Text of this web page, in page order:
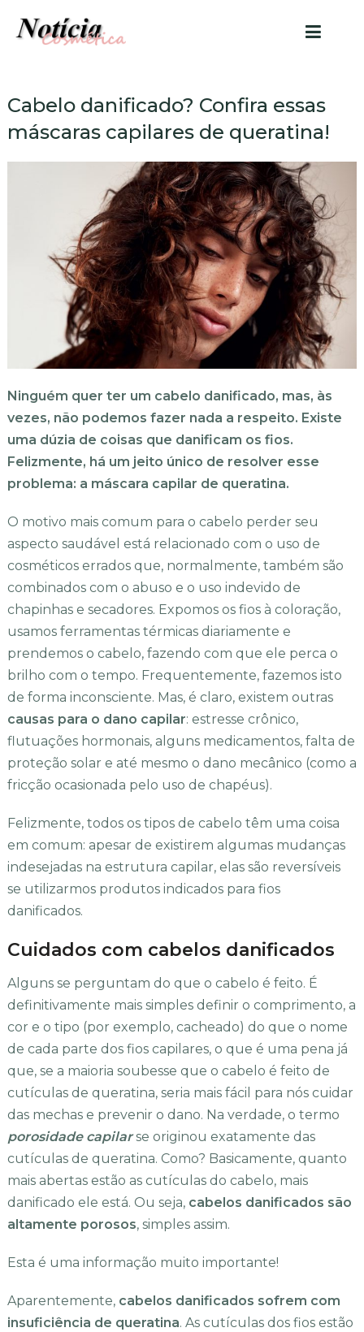
Cabelo danificado? Confira essas
máscaras capilares de queratina!
Ninguém quer ter um cabelo danificado, mas, às
vezes, não podemos fazer nada a respeito. Existe
uma dúzia de coisas que danificam os fios.
Felizmente, há um jeito único de resolver esse
problema: a máscara capilar de queratina.
O motivo mais comum para o cabelo perder seu
aspecto saudável está relacionado com o uso de
cosméticos errados que, normalmente, também são
combinados com o abuso e o uso indevido de
chapinhas e secadores. Expomos os fios à coloração,
usamos ferramentas térmicas diariamente e
prendemos o cabelo, fazendo com que ele perca o
brilho com o tempo. Frequentemente, fazemos isto
de forma inconsciente. Mas, é claro, existem outras
causas para o dano capilar: estresse crônico,
flutuações hormonais, alguns medicamentos, falta de
proteção solar e até mesmo o dano mecânico (como a
fricção ocasionada pelo uso de chapéus).
Felizmente, todos os tipos de cabelo têm uma coisa
em comum: apesar de existirem algumas mudanças
indesejadas na estrutura capilar, elas são reversíveis
se utilizarmos produtos indicados para fios
danificados.
Cuidados com cabelos danificados
Alguns se perguntam do que o cabelo é feito. É
definitivamente mais simples definir o comprimento, a
cor e o tipo (por exemplo, cacheado) do que o nome
de cada parte dos fios capilares, o que é uma pena já
que, se a maioria soubesse que o cabelo é feito de
cutículas de queratina, seria mais fácil para nós cuidar
das mechas e prevenir o dano. Na verdade, o termo
porosidade capilar se originou exatamente das
cutículas de queratina. Como? Basicamente, quanto
mais abertas estão as cutículas do cabelo, mais
danificado ele está. Ou seja, cabelos danificados são
altamente porosos, simples assim.
Esta é uma informação muito importante!
Aparentemente, cabelos danificados sofrem com
insuficiência de queratina. As cutículas dos fios estão